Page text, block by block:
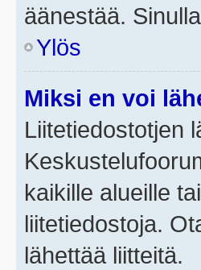
äänestää.
Ylös
Miksi en voi
Liitetiedostotjen
kaikille alueille
liitetiedostoja.
lähettää liitteitä.